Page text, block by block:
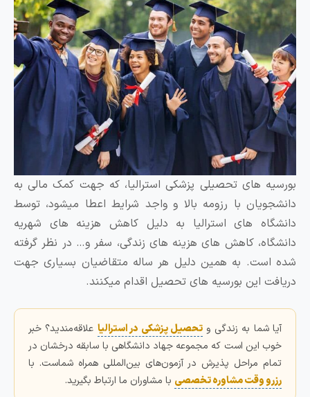
بورسیه های تحصیلی پزشکی استرالیا، که جهت کمک مالی به
دانشجویان با رزومه بالا و واجد شرایط اعطا میشود، توسط
دانشگاه های استرالیا به دلیل کاهش هزینه های شهریه
دانشگاه، کاهش های هزینه های زندگی، سفر و… در نظر گرفته
شده است. به همین دلیل هر ساله متقاضیان بسیاری جهت
دریافت این بورسیه های تحصیل اقدام میکنند.
آیا شما به زندگی وتحصیل پزشکی در استرالیاعلاقه‌مندید؟ خبر
خوب این است که مجموعه جهاد دانشگاهی با سابقه درخشان در
تمام مراحل پذیرش در آزمون‌های بین‌المللی همراه شماست. با
رزرو وقت مشاوره تخصصیبا مشاوران ما ارتباط بگیرید.